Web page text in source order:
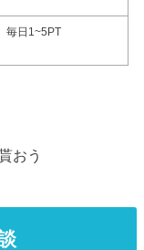
毎日1~5PT
おう